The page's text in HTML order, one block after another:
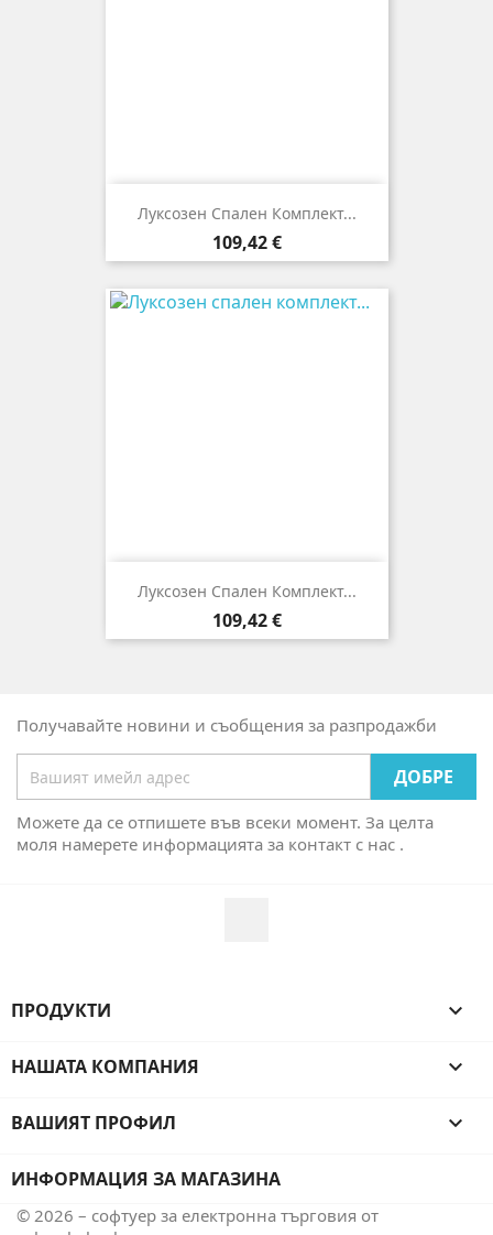
Луксозен Спален Комплект...
Цена
109,42 €
Луксозен Спален Комплект...
Цена
109,42 €
Получавайте новини и съобщения за разпродажби
Можете да се отпишете във всеки момент. За целта
моля намерете информацията за контакт с нас .
ПРОДУКТИ 
НАШАТА КОМПАНИЯ 
ВАШИЯТ ПРОФИЛ 
ИНФОРМАЦИЯ ЗА МАГАЗИНА
© 2026 – софтуер за електронна търговия от